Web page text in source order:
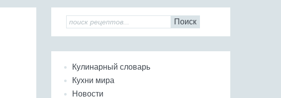
Поиск
Кулинарный словарь
Кухни мира
Новости